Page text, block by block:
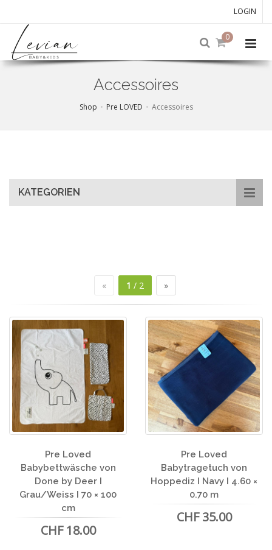
LOGIN
0
Accessoires
Shop Pre LOVED Accessoires
KATEGORIEN
« 1 / 2 »
Pre Loved
Babybettwäsche von
Done by Deer I
Grau/Weiss I 70 × 100
cm
CHF 18.00
Pre Loved
Babytragetuch von
Hoppediz I Navy I 4.60 ×
0.70 m
CHF 35.00